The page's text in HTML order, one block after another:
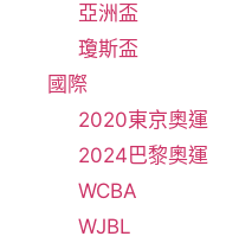
亞洲盃
瓊斯盃
國際
2020東京奧運
2024巴黎奧運
WCBA
WJBL